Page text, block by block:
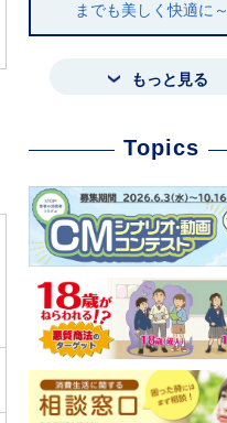
までも美しく快適に～
もっと見る
Topics